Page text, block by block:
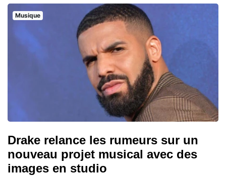
Musique
Drake relance les rumeurs sur un
nouveau projet musical avec des
images en studio